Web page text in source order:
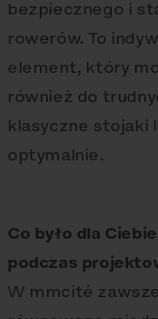
bezpiecznego i
rowerów. To
element, który
również do
klasyczne stojaki
optymalnie.
Co było dla
podczas
W mmcité